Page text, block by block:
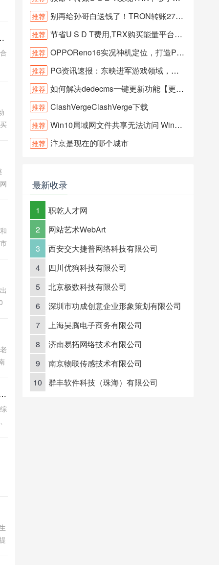
合门户网站
综合门户网_伊犁人的网上家园
推荐 别再给孙哥白送钱了！TRON转账27个TRX的手续费你们真不心疼？
推荐 节省U S D T费用,TRX购买能量平台推荐
推荐 OPPOReno16实况神机定位，打造PG冰锋奇侠视觉体验
推荐 PG资讯速报：东映进军游戏领域，三大新作引爆市场关注
推荐 如何解决dedecms一键更新功能【更新全部】之文章不能全部更新bug问题
推荐 ClashVergeClashVerge下载
推荐 Win10局域网文件共享无法访问 Win10无法访问共享文件夹怎么办
推荐 汴京是现在的哪个城市
最新收录
1
职乾人才网
2
网站艺术WebArt
3
西安交大捷普网络科技有限公司
4
四川优狗科技有限公司
5
北京极数科技有限公司
6
深圳市功成创意企业形象策划有限公司
7
上海昊腾电子商务有限公司
8
济南易拓网络技术有限公司
9
南京物联传感技术有限公司
10
群丰软件科技（珠海）有限公司